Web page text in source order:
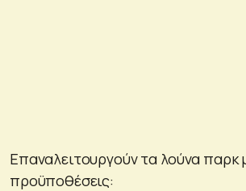
Επαναλειτουργούν τα λούνα παρκ
προϋποθέσεις: